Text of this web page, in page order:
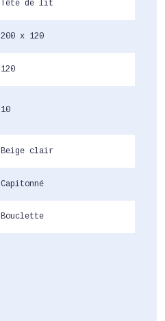
Tête de lit
200 x 120
120
10
Beige clair
Capitonné
Bouclette